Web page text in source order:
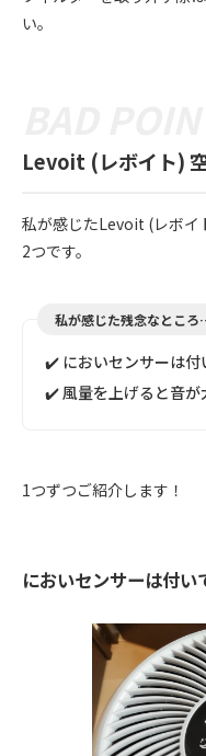
い。
Levoit (レボイト)
私が感じたLevoit (レボイ
2つです。
私が感じた残念なとこ
✔️ においセンサーは付
✔️ 風量を上げると音が
1つずつご紹介します！
においセンサーは付い